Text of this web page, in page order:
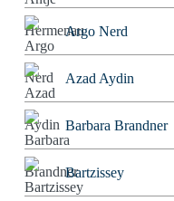
Argo Nerd
Azad Aydin
Barbara Brandner
Bartzissey